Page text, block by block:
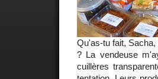
Qu'as-tu fait,
? La vendeuse
cuillères